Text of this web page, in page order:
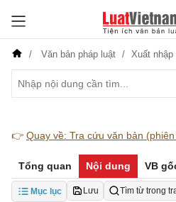
Văn bản pháp luật Xuất nhập
👉 Quay về: Tra cứu văn bản
Tổng quan Nội dung VB
Mục lục Lưu Tìm từ trong